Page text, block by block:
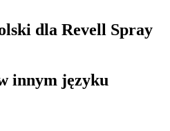
dla Revell Spray
innym języku